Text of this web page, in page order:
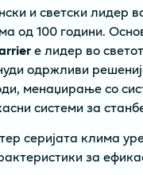
и светски лидер
од 100 години.
е лидер во
одржливи
менаџирање со
системи за
серијата клима
за